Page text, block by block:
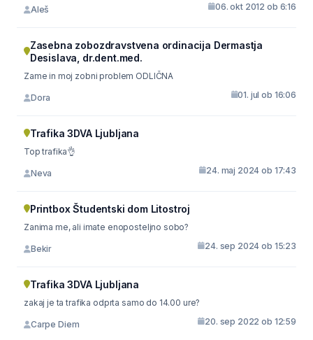
Aleš 06. okt 2012 ob 6:16
Zasebna zobozdravstvena ordinacija Dermastja
Desislava, dr.dent.med.
Zame in moj zobni problem ODLIČNA
Dora 01. jul ob 16:06
Trafika 3DVA Ljubljana
Top trafika👌
Neva 24. maj 2024 ob 17:43
Printbox Študentski dom Litostroj
Zanima me, ali imate enoposteljno sobo?
Bekir 24. sep 2024 ob 15:23
Trafika 3DVA Ljubljana
zakaj je ta trafika odprta samo do 14.00 ure?
Carpe Diem 20. sep 2022 ob 12:59